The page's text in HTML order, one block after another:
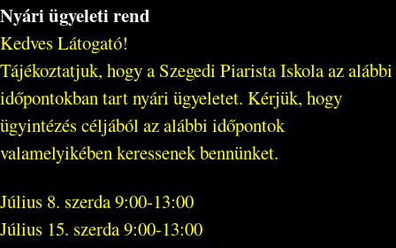
Nyári ügyeleti rend
Kedves Látogató!
Tájékoztatjuk, hogy a Szegedi Piarista Iskola az alábbi
időpontokban tart nyári ügyeletet. Kérjük, hogy
ügyintézés céljából az alábbi időpontok
valamelyikében keressenek bennünket.
Július 8. szerda 9:00-13:00
Július 15. szerda 9:00-13:00